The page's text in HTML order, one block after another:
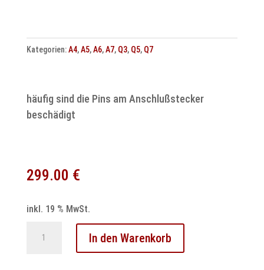
Skoda
Kategorien:A4,A5,A6,A7, Q3, Q5, Q7
häufig sind die Pins am Anschlußstecker
beschädigt
299.00 €
inkl. 19 % MwSt.
In den Warenkorb